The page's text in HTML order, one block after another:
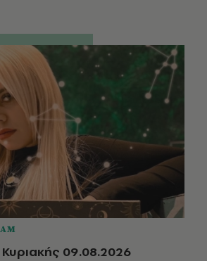
09.08.2026